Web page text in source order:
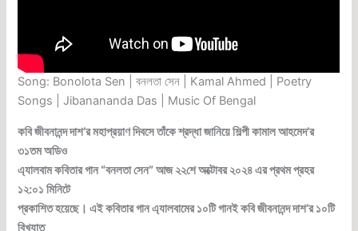
Song: Bonolota Sen | বনলতা সেন | Kamal Ahmed | Poetry
Songs | Jibanananda Das | Music Of Bengal
কবি জীবনানন্দ দাশ’র মহাপ্রয়াণ দিবসে তাঁকে শ্রদ্ধা জানিয়ে শিল্পী কামাল আহমেদ’র
৩১তম অডিও
এ্যালবাম কবিতার গান “বনলতা সেন” আজ ২২শে অক্টোবর ২০২৪ এর প্রথম প্রহর
১২:০১ মিনিটে
প্রকাশিত হয়েছে। এই কবিতার গান এ্যালবামের ১০টি গানই কবি জীবনানন্দ দাশ’র ১০টি
বিখ্যাত